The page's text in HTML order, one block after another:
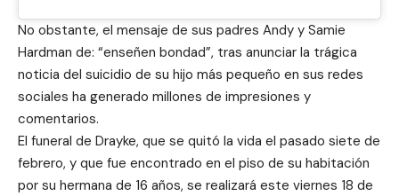
No obstante, el mensaje de sus padres Andy y Samie
Hardman de: “enseñen bondad”, tras anunciar la trágica
noticia del suicidio de su hijo más pequeño en sus redes
sociales ha generado millones de impresiones y
comentarios.
El funeral de Drayke, que se quitó la vida el pasado siete de
febrero, y que fue encontrado en el piso de su habitación
por su hermana de 16 años, se realizará este viernes 18 de